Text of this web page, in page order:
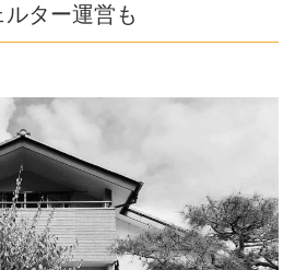
ルター運営も